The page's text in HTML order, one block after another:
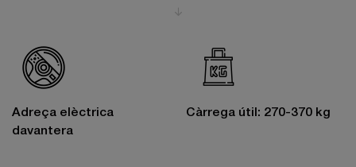
Adreça elèctrica
davantera
Càrrega útil: 270-370 kg